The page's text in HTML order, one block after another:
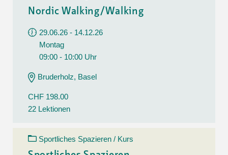
Nordic Walking/Walking
29.06.26 - 14.12.26
Montag
09:00 - 10:00 Uhr
Bruderholz, Basel
CHF 198.00
22 Lektionen
Sportliches Spazieren / Kurs